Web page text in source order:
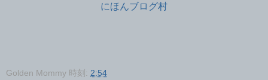
にほんブログ村
Golden Mommy 時刻: 2:54